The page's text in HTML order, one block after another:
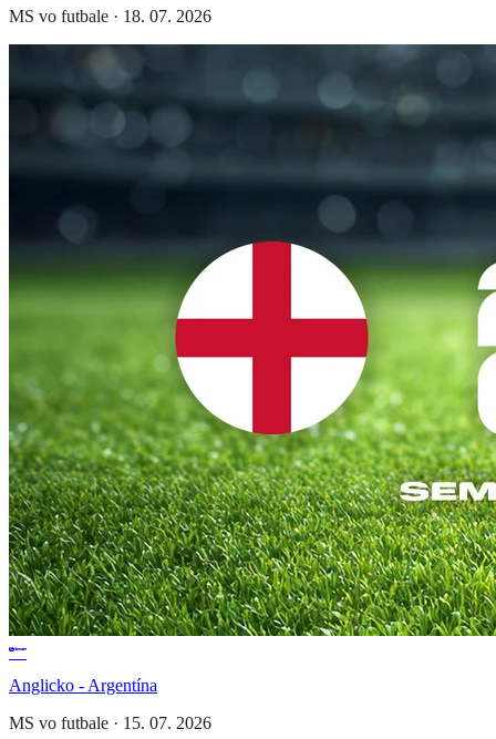
MS vo futbale · 18. 07. 2026
Anglicko - Argentína
MS vo futbale · 15. 07. 2026